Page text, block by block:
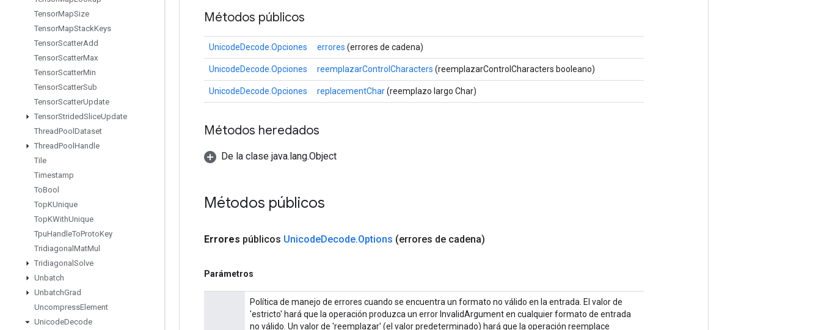
TensorMapSize
TensorMapStackKeys
TensorScatterAdd
TensorScatterMax
TensorScatterMin
TensorScatterSub
TensorScatterUpdate
TensorStridedSliceUpdate
ThreadPool Dataset
ThreadPool Handle
Tile
Timestamp
ToBool
TopKUnique
TopKWithUnique
TpuHandleToProtoKey
Tridiagonal MatMul
Tridiagonal Solve
Unbatch
UnbatchGrad
UncompressElement
UnicodeDecode
Métodos públicos
UnicodeDecode.Opciones errores (errores de cadena)
UnicodeDecode.Opciones reemplazarControlCharacters (reemplazarControlCharacters booleano)
UnicodeDecode.Opciones replacementChar(reemplazo largo Char)
Métodos heredados
De la clase java.lang.Object
Métodos públicos
Errores públicos UnicodeDecode.Options (errores de cadena)
Parámetros
Política de manejo de errores cuando se encuentra un formato no válido en la entrada. El valor de
'estricto' hará que la operación produzca un error InvalidArgument en cualquier formato de entrada
no válido. Un valor de 'reemplazar' (el valor predeterminado) hará que la operación reemplace